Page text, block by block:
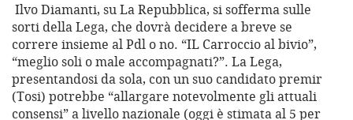
Ilvo Diamanti, su La Repubblica, si sofferma sulle
sorti della Lega, che dovrà decidere a breve se
correre insieme al Pdl o no. “IL Carroccio al bivio”,
“meglio soli o male accompagnati?”. La Lega,
presentandosi da sola, con un suo candidato premir
(Tosi) potrebbe “allargare notevolmente gli attuali
consensi” a livello nazionale (oggi è stimata al 5 per